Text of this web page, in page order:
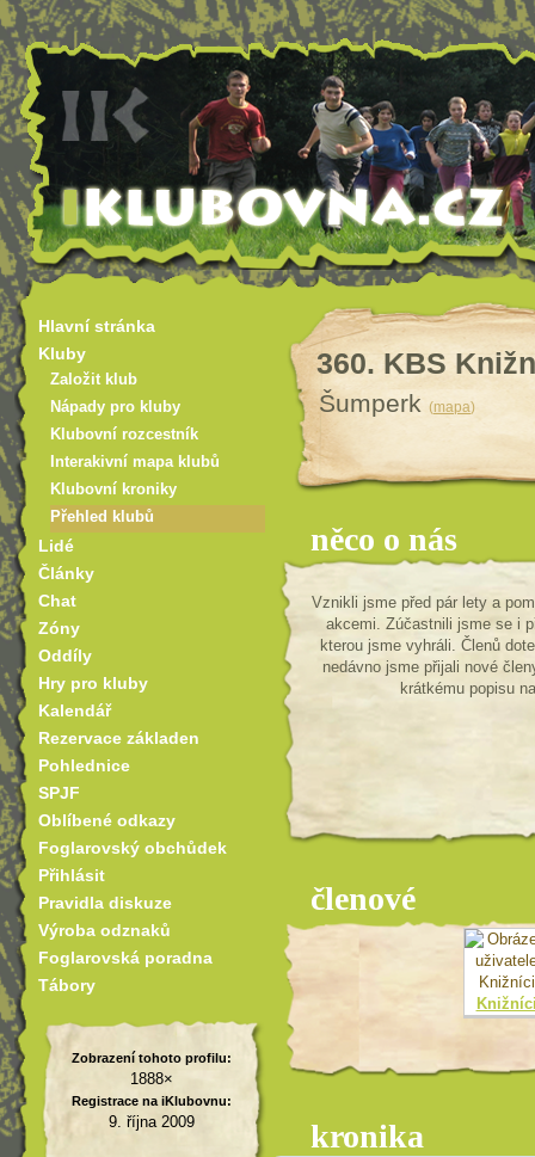
360. KBS
Šumperk (mapa)
něco o nás
Vznikli jsme před pár lety a
akcemi. Zúčastnili jsme se i
kterou jsme vyhráli. Členů
nedávno jsme přijali nové
krátkému popisu
členové
kronika
Hlavní stránka
Kluby
Založit klub
Nápady pro kluby
Klubovní rozcestník
Interakivní mapa klubů
Klubovní kroniky
Přehled klubů
Lidé
Články
Chat
Zóny
Oddíly
Hry pro kluby
Kalendář
Rezervace základen
Pohlednice
SPJF
Oblíbené odkazy
Foglarovský obchůdek
Přihlásit
Pravidla diskuze
Výroba odznaků
Foglarovská poradna
Tábory
Zobrazení tohoto profilu:
1888×
Registrace na iKlubovnu:
9. října 2009